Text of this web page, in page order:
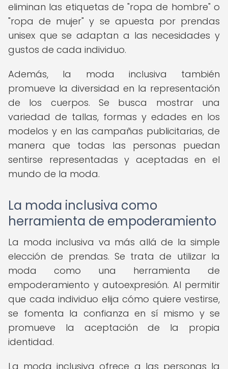
eliminan las etiquetas de "ropa de hombre" o
"ropa de mujer" y se apuesta por prendas
unisex que se adaptan a las necesidades y
gustos de cada individuo.
Además, la moda inclusiva también
promueve la diversidad en la representación
de los cuerpos. Se busca mostrar una
variedad de tallas, formas y edades en los
modelos y en las campañas publicitarias, de
manera que todas las personas puedan
sentirse representadas y aceptadas en el
mundo de la moda.
La moda inclusiva como
herramienta de empoderamiento
La moda inclusiva va más allá de la simple
elección de prendas. Se trata de utilizar la
moda como una herramienta de
empoderamiento y autoexpresión. Al permitir
que cada individuo elija cómo quiere vestirse,
se fomenta la confianza en sí mismo y se
promueve la aceptación de la propia
identidad.
La moda inclusiva ofrece a las personas la